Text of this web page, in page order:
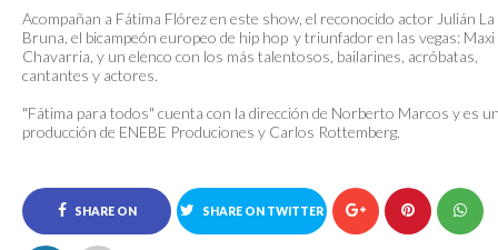
Acompañan a Fátima Flórez en este show, el reconocido actor Julián La
Bruna, el bicampeón europeo de hip hop y triunfador en las vegas: Maxi
Chavarria, y un elenco con los más talentosos, bailarines, acróbatas,
cantantes y actores.
"Fátima para todos" cuenta con la dirección de Norberto Marcos y es
producción de ENEBE Produciones y Carlos Rottemberg.
SHARE ON SHARE ON TWITTER